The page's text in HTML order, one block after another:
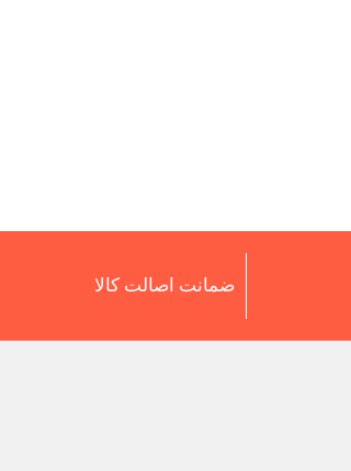
ضمانت اصالت کالا